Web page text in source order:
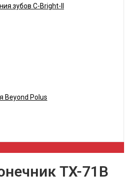
зубов С-Bright-II
Beyond Polus
TX-71B